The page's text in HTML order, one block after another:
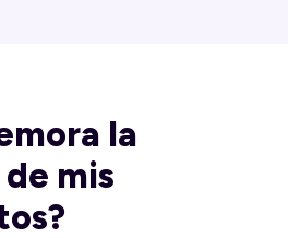
la
mis